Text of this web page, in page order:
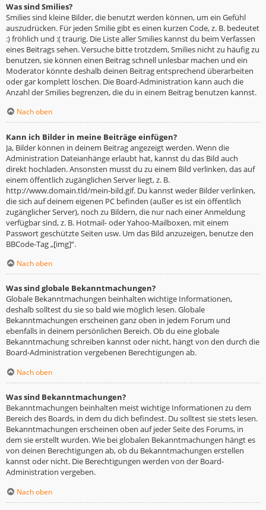
Was sind Smilies?
Smilies sind kleine Bilder, die benutzt werden können, um ein Gefühl
auszudrücken. Für jeden Smilie gibt es einen kurzen Code, z. B. bedeutet
:) fröhlich und :( traurig. Die Liste aller Smilies kannst du beim Verfassen
eines Beitrags sehen. Versuche bitte trotzdem, Smilies nicht zu häufig zu
benutzen, sie können einen Beitrag schnell unlesbar machen und ein
Moderator könnte deshalb deinen Beitrag entsprechend überarbeiten
oder gar komplett löschen. Die Board-Administration kann auch die
Anzahl der Smilies begrenzen, die du in einem Beitrag benutzen kannst.
Nach oben
Kann ich Bilder in meine Beiträge einfügen?
Ja, Bilder können in deinem Beitrag angezeigt werden. Wenn die
Administration Dateianhänge erlaubt hat, kannst du das Bild auch
direkt hochladen. Ansonsten musst du zu einem Bild verlinken, das auf
einem öffentlich zugänglichen Server liegt, z. B.
http://www.domain.tld/mein-bild.gif. Du kannst weder Bilder verlinken,
die sich auf deinem eigenen PC befinden (außer es ist ein öffentlich
zugänglicher Server), noch zu Bildern, die nur nach einer Anmeldung
verfügbar sind, z. B. Hotmail- oder Yahoo-Mailboxen, mit einem
Passwort geschützte Seiten usw. Um das Bild anzuzeigen, benutze den
BBCode-Tag „[img]“.
Nach oben
Was sind globale Bekanntmachungen?
Globale Bekanntmachungen beinhalten wichtige Informationen,
deshalb solltest du sie so bald wie möglich lesen. Globale
Bekanntmachungen erscheinen ganz oben in jedem Forum und
ebenfalls in deinem persönlichen Bereich. Ob du eine globale
Bekanntmachung schreiben kannst oder nicht, hängt von den durch die
Board-Administration vergebenen Berechtigungen ab.
Nach oben
Was sind Bekanntmachungen?
Bekanntmachungen beinhalten meist wichtige Informationen zu dem
Bereich des Boards, in dem du dich befindest. Du solltest sie stets lesen.
Bekanntmachungen erscheinen oben auf jeder Seite des Forums, in
dem sie erstellt wurden. Wie bei globalen Bekanntmachungen hängt es
von deinen Berechtigungen ab, ob du Bekanntmachungen erstellen
kannst oder nicht. Die Berechtigungen werden von der Board-
Administration vergeben.
Nach oben